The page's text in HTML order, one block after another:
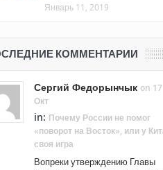
Январь 11, 2019
КОММЕНТАРИИ
Сергий Федорынчык on 17
Окт
in: Почему России не помог
«поворот на Восток», или у
своя игра
Вопреки утверждению Главы